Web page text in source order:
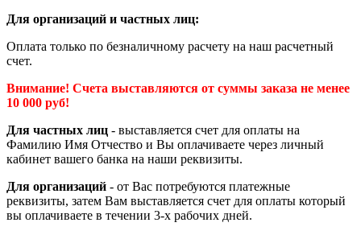
Для организаций и частных лиц:
Оплата только по безналичному расчету на наш расчетный
счет.
Внимание! Счета выставляются от суммы заказа не менее
10 000 руб!
Для частных лиц - выставляется счет для оплаты на
Фамилию Имя Отчество и Вы оплачиваете через личный
кабинет вашего банка на наши реквизиты.
Для организаций - от Вас потребуются платежные
реквизиты, затем Вам выставляется счет для оплаты который
вы оплачиваете в течении 3-х рабочих дней.